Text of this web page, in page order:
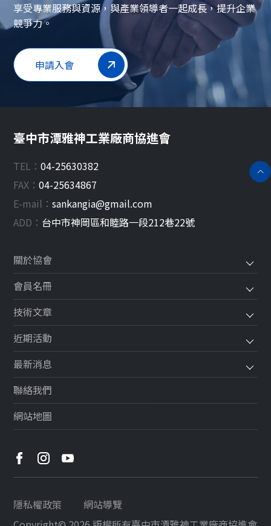
享受專業服務與資源，與產業領導者一起成長，提升企業
競爭力。
申請入會
臺中市潭雅神工業廠商協進會
TEL：04-25630382
FAX：04-25634867
E-mail：sankangia@gmail.com
ADD： 台中市神岡區和睦路一段212巷22號
關於協會
會員名冊
技術文章
近期活動
最新消息
聯絡我們
網站地圖
隱私權政策
網站導覽